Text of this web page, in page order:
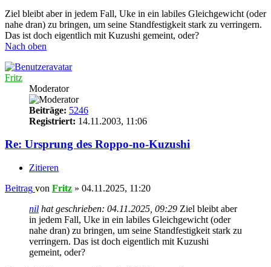
Ziel bleibt aber in jedem Fall, Uke in ein labiles Gleichgewicht (oder
nahe dran) zu bringen, um seine Standfestigkeit stark zu verringern.
Das ist doch eigentlich mit Kuzushi gemeint, oder?
Nach oben
Fritz
Moderator
Beiträge: 5246
Registriert: 14.11.2003, 11:06
Re: Ursprung des Roppo-no-Kuzushi
Zitieren
Beitrag von Fritz » 04.11.2025, 11:20
nil hat geschrieben: 04.11.2025, 09:29 Ziel bleibt aber
in jedem Fall, Uke in ein labiles Gleichgewicht (oder
nahe dran) zu bringen, um seine Standfestigkeit stark zu
verringern. Das ist doch eigentlich mit Kuzushi
gemeint, oder?